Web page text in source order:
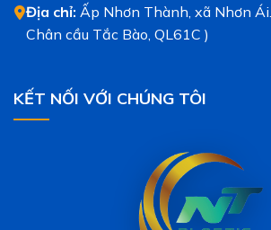
Địa chỉ: Ấp Nhơn Thành, xã Nhơn
Chân cầu Tắc Bào, QL61C )
KẾT NỐI VỚI CHÚNG TÔI